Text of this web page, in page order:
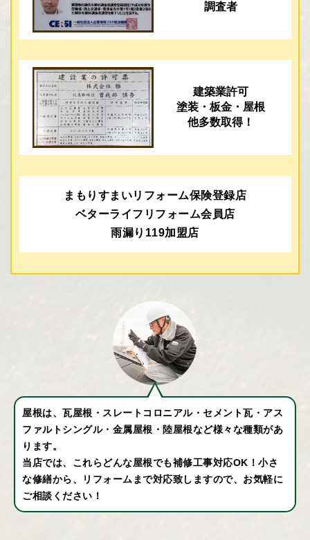
調査者
建築業許可
塗装・板金・屋根
他多数取得！
まもりすまいリフォーム保険登録店
ベターライフリフォーム会員店
雨漏り119加盟店
屋根は、瓦屋根・スレートコロニアル・セメント瓦・アス
ファルトシングル・⾦属屋根・陸屋根など様々な種類があ
ります。
当店では、これらどんな屋根でも補修⼯事対応OK！⼩さ
な修繕から、リフォームまで対応致しますので、お気軽に
ご相談ください！